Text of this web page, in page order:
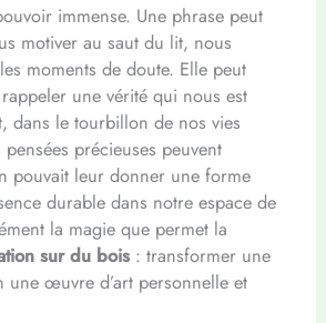
immense. Une phrase peut
motiver au saut du lit, nous
moments de doute. Elle peut
une vérité qui nous est
dans le tourbillon de nos vies
précieuses peuvent
pouvait leur donner une forme
durable dans notre espace de
la magie que permet la
sur du bois: transformer une
une œuvre d’art personnelle et